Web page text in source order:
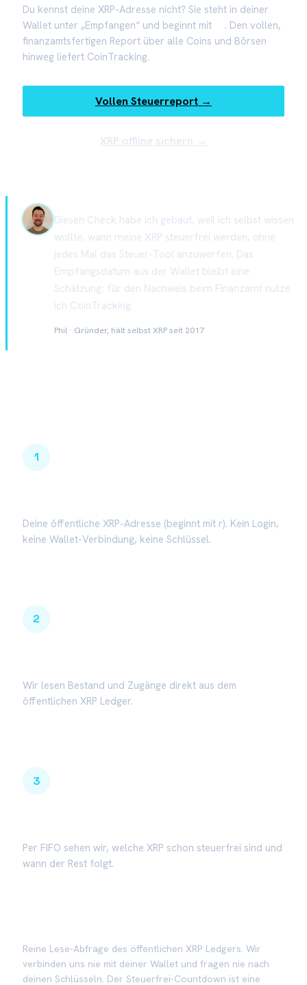
Du kennst deine XRP-Adresse nicht? Sie steht in deiner
Wallet unter „Empfangen“ und beginnt mit
. Den vollen,
finanzamtsfertigen Report über alle Coins und Börsen
hinweg liefert CoinTracking.
Vollen Steuerreport →
XRP offline sichern →
Diesen Check habe ich gebaut, weil ich selbst wissen
wollte, wann meine XRP steuerfrei werden, ohne
jedes Mal das Steuer-Tool anzuwerfen. Das
Empfangsdatum aus der Wallet bleibt eine
Schätzung; für den Nachweis beim Finanzamt nutze
ich CoinTracking.
Phil · Gründer, hält selbst XRP seit 2017
1
Deine öffentliche XRP-Adresse (beginnt mit r). Kein Login,
keine Wallet-Verbindung, keine Schlüssel.
2
Wir lesen Bestand und Zugänge direkt aus dem
öffentlichen XRP Ledger.
3
Per FIFO sehen wir, welche XRP schon steuerfrei sind und
wann der Rest folgt.
Reine Lese-Abfrage des öffentlichen XRP Ledgers. Wir
verbinden uns nie mit deiner Wallet und fragen nie nach
deinen Schlüsseln. Der Steuerfrei-Countdown ist eine